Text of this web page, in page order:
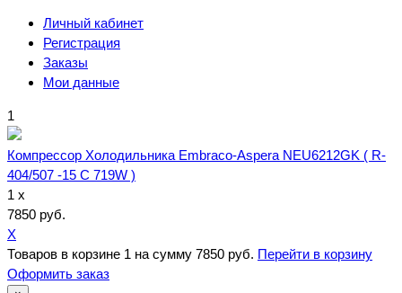
Личный кабинет
Регистрация
Заказы
Мои данные
1
Компрессор Холодильника Embraco-Aspera NEU6212GK ( R-
404/507 -15 С 719W )
1 x
7850 руб.
X
Товаров в корзине 1 на сумму 7850 руб. Перейти в корзину
Оформить заказ